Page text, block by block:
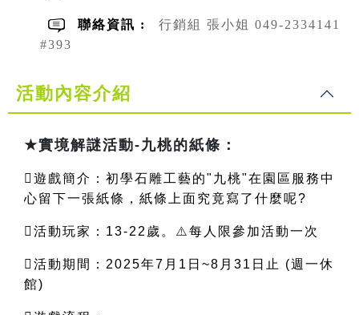
聯絡資訊 :
行銷組 張小姐 049-2334141
#393
活動內容介紹
★實境解謎活動-九桃的紙條：
遊戲簡介：初學石雕工藝的"九桃"在園區服務中
心留下一張紙條，紙條上面究竟寫了什麼呢?
活動玩家：13-22歲。 ⚠️每人限參加活動一次
活動期間：2025年7月1日~8月31日止 (週一休
館)